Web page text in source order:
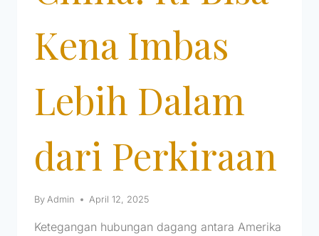
Kena Imbas
Lebih Dalam
dari Perkiraan
By Admin April 12, 2025
Ketegangan hubungan dagang antara Amerika